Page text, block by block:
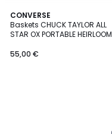
CONVERSE
Baskets CHUCK TAYLOR ALL
STAR OX PORTABLE HEIRLOOM
55,00 €